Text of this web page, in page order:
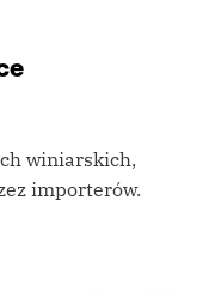
winiarskich,
importerów.